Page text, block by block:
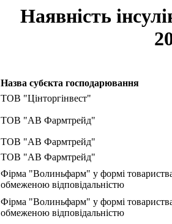
Наявність
Назва субєкта господарювання
ТОВ "Цінторгінвест"
ТОВ "АВ Фармтрейд"
ТОВ "АВ Фармтрейд"
ТОВ "АВ Фармтрейд"
Фірма "Волиньфарм" у формі
обмеженою відповідальністю
Фірма "Волиньфарм" у формі
обмеженою відповідальністю